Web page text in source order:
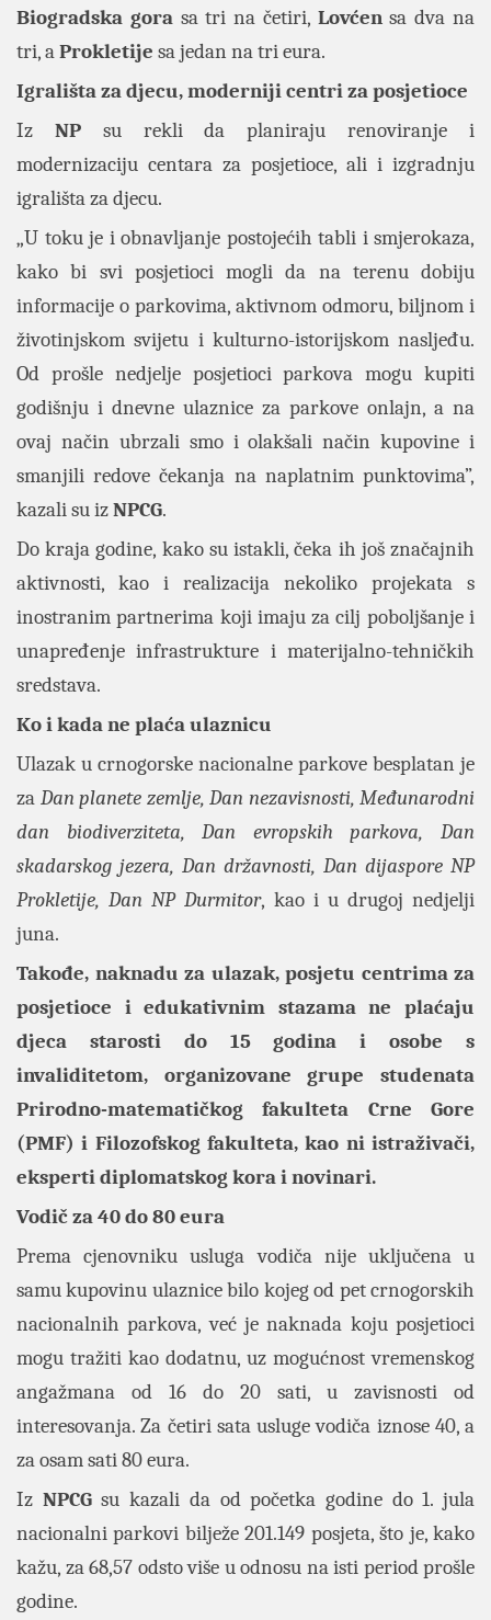
Biogradska gorasa tri na četiri, Lovćensa dva na
tri, aProkletije sa jedan na tri eura.
Igrališta za djecu, moderniji centri za posjetioce
Iz NPsu rekli da planiraju renoviranje i
modernizaciju centara za posjetioce, ali i izgradnju
igrališta za djecu.
„U toku je i obnavljanje postojećih tabli i smjerokaza,
kako bi svi posjetioci mogli da na terenu dobiju
informacije o parkovima, aktivnom odmoru, biljnom i
životinjskom svijetu i kulturno-istorijskom nasljeđu.
Od prošle nedjelje posjetioci parkova mogu kupiti
godišnju i dnevne ulaznice za parkove onlajn, a na
ovaj način ubrzali smo i olakšali način kupovine i
smanjili redove čekanja na naplatnim punktovima”,
kazali su izNPCG.
Do kraja godine, kako su istakli, čeka ih još značajnih
aktivnosti, kao i realizacija nekoliko projekata s
inostranim partnerima koji imaju za cilj poboljšanje i
unapređenje infrastrukture i materijalno-tehničkih
sredstava.
Ko i kada ne plaća ulaznicu
Ulazak u crnogorske nacionalne parkove besplatan je
za Dan planete zemlje, Dan nezavisnosti, Međunarodni
dan biodiverziteta, Dan evropskih parkova, Dan
skadarskog jezera, Dan državnosti, Dan dijaspore NP
Prokletije, Dan NP Durmitor, kao i u drugoj nedjelji
juna.
Takođe, naknadu za ulazak, posjetu centrima za
posjetioce i edukativnim stazama ne plaćaju
djeca starosti do 15 godina i osobe s
invaliditetom, organizovane grupe studenata
Prirodno-matematičkog fakulteta Crne Gore
(PMF) i Filozofskog fakulteta, kao ni istraživači,
eksperti diplomatskog kora i novinari.
Vodič za 40 do 80 eura
Prema cjenovniku usluga vodiča nije uključena u
samu kupovinu ulaznice bilo kojeg od pet crnogorskih
nacionalnih parkova, već je naknada koju posjetioci
mogu tražiti kao dodatnu, uz mogućnost vremenskog
angažmana od 16 do 20 sati, u zavisnosti od
interesovanja. Za četiri sata usluge vodiča iznose 40, a
za osam sati 80 eura.
Iz NPCGsu kazali da od početka godine do 1. jula
nacionalni parkovi bilježe 201.149 posjeta, što je, kako
kažu, za 68,57 odsto više u odnosu na isti period prošle
godine.